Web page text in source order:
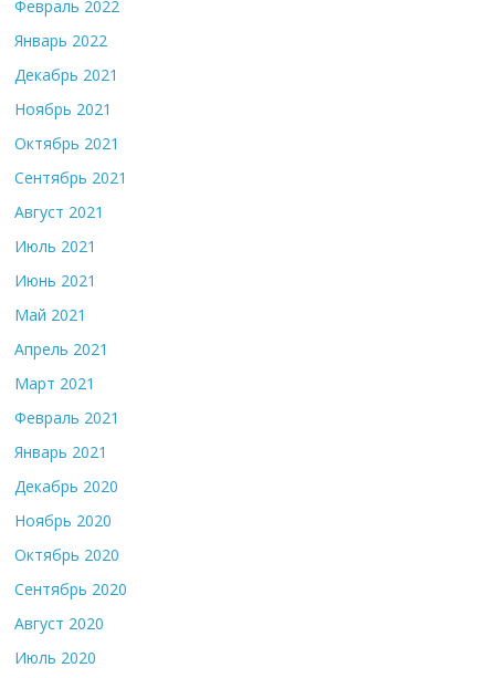
Февраль 2022
Январь 2022
Декабрь 2021
Ноябрь 2021
Октябрь 2021
Сентябрь 2021
Август 2021
Июль 2021
Июнь 2021
Май 2021
Апрель 2021
Март 2021
Февраль 2021
Январь 2021
Декабрь 2020
Ноябрь 2020
Октябрь 2020
Сентябрь 2020
Август 2020
Июль 2020